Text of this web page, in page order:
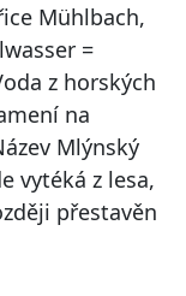
Mühlbach,
=
z horských
na
Mlýnský
vytéká z lesa,
přestavěn